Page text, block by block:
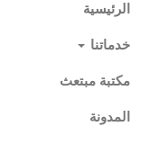
الرئيسية
خدماتنا
مكتبة مبتعث
المدونة